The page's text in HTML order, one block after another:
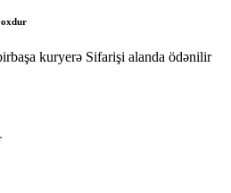
kuryerə Sifarişi alanda ödənilir